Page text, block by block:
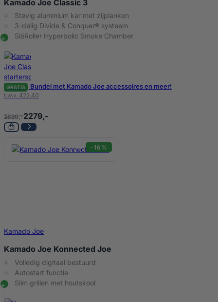
Kamado Joe Classic 3
Stevig aluminium kar met zijplanken
3-delig Divide & Conquer® systeem
SlōRoller Hyperbolic Smoke Chamber
GRATIS Bundel met Kamado Joe accessoires en meer!
t.w.v. 422,40
2820,-2279,-
-16%
Kamado Joe
Kamado Joe Konnected Joe
Volledig digitaal bestuurd
Autostart functie
Slim grillen met houtskool